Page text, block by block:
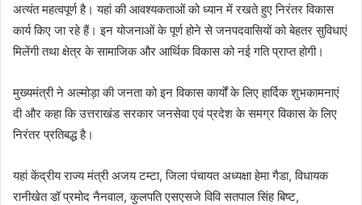
अत्यंत महत्वपूर्ण है। यहां की आवश्यकताओं को ध्यान में रखते हुए निरंतर विकास
कार्य किए जा रहे हैं। इन योजनाओं के पूर्ण होने से जनपदवासियों को बेहतर सुविधाएं
मिलेंगी तथा क्षेत्र के सामाजिक और आर्थिक विकास को नई गति प्राप्त होगी।
मुख्यमंत्री ने अल्मोड़ा की जनता को इन विकास कार्यों के लिए हार्दिक शुभकामनाएं
दी और कहा कि उत्तराखंड सरकार जनसेवा एवं प्रदेश के समग्र विकास के लिए
निरंतर प्रतिबद्ध है।
यहां केंद्रीय राज्य मंत्री अजय टम्टा, जिला पंचायत अध्यक्षा हेमा गैडा, विधायक
रानीखेत डॉ प्रमोद नैनवाल, कुलपति एसएसजे विवि सतपाल सिंह बिष्ट,